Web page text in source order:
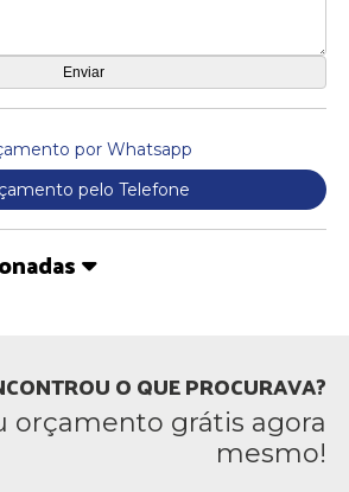
por Whatsapp
pelo Telefone
O QUE PROCURAVA?
orçamento grátis agora
mesmo!